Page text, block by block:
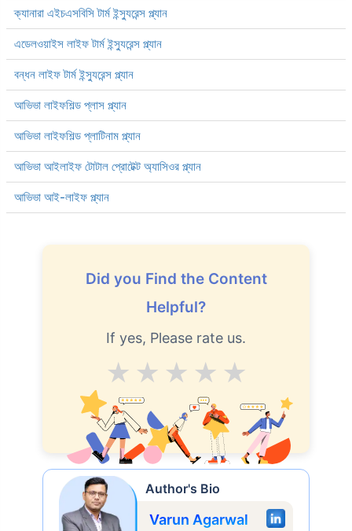
ক্যানারা এইচএসবিসি টার্ম ইন্স্যুরেন্স প্ল্যান
এডেলওয়াইস লাইফ টার্ম ইন্স্যুরেন্স প্ল্যান
বন্ধন লাইফ টার্ম ইন্স্যুরেন্স প্ল্যান
আভিভা লাইফশিল্ড প্লাস প্ল্যান
আভিভা লাইফশিল্ড প্লাটিনাম প্ল্যান
আভিভা আইলাইফ টোটাল প্রোটেক্ট অ্যাসিওর প্ল্যান
আভিভা আই-লাইফ প্ল্যান
Did you Find the Content
Helpful?
If yes, Please rate us.
Excellent
V.Good
Good
Average
Author's Bio
Varun Agarwal